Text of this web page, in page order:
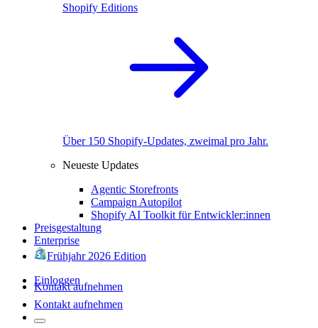
Shopify Editions
Über 150 Shopify-Updates, zweimal pro Jahr.
Neueste Updates
Agentic Storefronts
Campaign Autopilot
Shopify AI Toolkit für Entwickler:innen
Preisgestaltung
Enterprise
Frühjahr 2026 Edition
Einloggen
Kontakt aufnehmen
Kontakt aufnehmen